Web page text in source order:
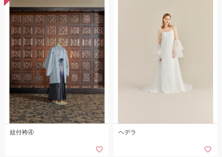
紋付袴④ ヘデラ